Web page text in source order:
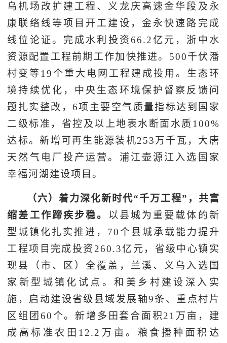
乌机场改扩建工程、义龙庆高速金华段及永
康联络线等项目开工建设，金永快速路完成
线位论证。完成水利投资66.2亿元，浙中水
资源配置工程前期工作加快推进。500千伏潘
村变等19个重大电网工程建成投用。生态环
境持续优化，中央生态环境保护督察反馈问
题扎实整改，6项主要空气质量指标达到国家
二级标准，省控及以上地表水断面水质100%
达标。新增可再生能源装机253万千瓦，大唐
天然气电厂投产运营。浦江壶源江入选国家
幸福河湖建设项目。
（六）着力深化新时代“千万工程”，共富
缩差工作蹄疾步稳。
以县城为重要载体的新
型城镇化扎实推进，70个县城承载能力提升
工程项目完成投资260.3亿元，省级中心镇实
现县（市、区）全覆盖，兰溪、义乌入选国
家新型城镇化试点。和美乡村建设深入实
施，启动建设省级县域发展轴9条、重点村片
区组团60个。新增多田套合面积21万亩，建
成高标准农田12.2万亩。粮食播种面积达